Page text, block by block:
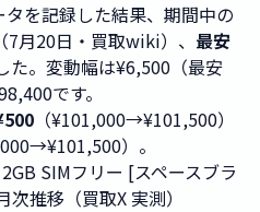
を記録した結果、期間中の
（7月20日・買取wiki）、 最安
た。変動幅は¥6,500（最安
です。
（¥101,000→¥101,500）
）。
SIMフリー [スペースブラ
推移（買取X 実測）